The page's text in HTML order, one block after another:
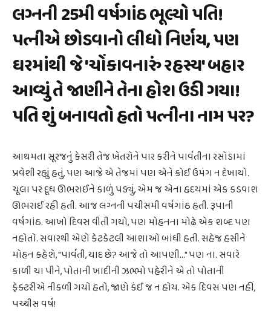
લગ્નની 25મી વર્ષગાંઠ ભૂલ્યો પતિ!
પત્નીએ છોડવાનો લીધો નિર્ણય, પણ
ઘરમાંથી જે 'ચોંકાવનારું રહસ્ય' બહાર
આવ્યું તે જાણીને તેના હોશ ઉડી ગયા!
પતિ શું બનાવતો હતો પત્નીના નામ પર?
આથમતા સૂરજનું કેસરી તેજ ખેતરોને પાર કરીને પાર્વતીના રસોડામાં
પ્રવેશી રહ્યું હતું, પણ આજે એ તેજમાં પણ એને કોઈ ઉમંગ ન દેખાયો.
ચૂલા પર દૂધ ઊભરાઈને કાળું પડ્યું, એમ જ એના હૃદયમાં એક કડવાશ
ઊભરાઈ રહી હતી. આજ લગ્નની પચીસમી વર્ષગાંઠ હતી. રૂપાની
વર્ષગાંઠ. આખો દિવસ વીતી ગયો, પણ મોહનના મોઢે એક શબ્દ પણ
નહોતો. સવારથી એણે કેટકેટલી આશાઓ બાંધી હતી. સહેજ હસીને
મોહન કહેશે, "પાર્વતી, યાદ છે? આજે તો આપણી..." પણ ના. સવારે
કાળી ચા પીને, પોતાની ખાદીની ઝભ્ભો પહેરીને એ તો પોતાની
ફેક્ટરીએ નીકળી ગયો હતો, જાણે કંઈ જ ન હોય. એક દિવસ પણ નહીં,
પચ્ચીસ વર્ષ!